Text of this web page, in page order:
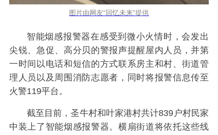
图片由网友“回忆未来”提供
智能烟感报警器在感受到微小火情时，会发出
尖锐、急促、高分贝的警报声提醒屋内人员，并第
一时间以电话和短信的方式联系房主和村、街道管
理人员以及周围消防志愿者，同时将报警信息传至
火警119平台。
截至目前，圣牛村和叶家港村共计839户村民家
中装上了智能烟感报警器。横扇街道将依托这些线